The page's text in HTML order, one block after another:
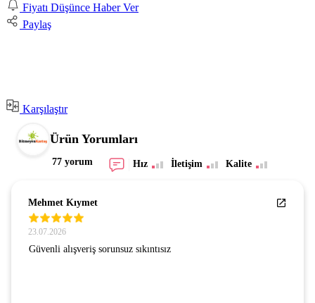
Fiyatı Düşünce Haber Ver
Paylaş
Karşılaştır
Ürün Yorumları
77 yorum Hız İletişim Kalite
Mehmet Kıymet
23.07.2026
Güvenli alışveriş sorunsuz sıkıntısız